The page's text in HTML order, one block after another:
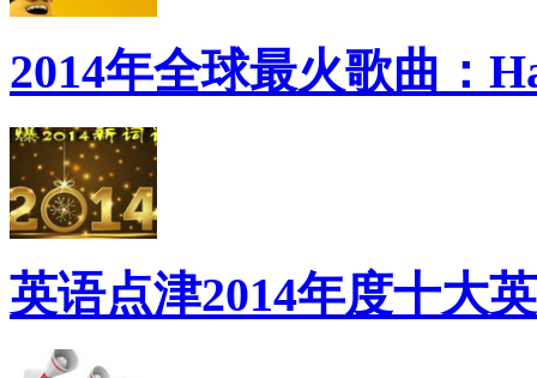
2014年全球最火歌曲：
英语点津2014年度十大